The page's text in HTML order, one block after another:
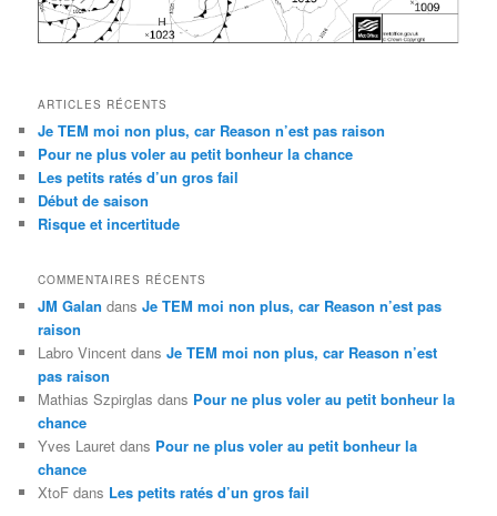
ARTICLES RÉCENTS
Je TEM moi non plus, car Reason n’est pas raison
Pour ne plus voler au petit bonheur la chance
Les petits ratés d’un gros fail
Début de saison
Risque et incertitude
COMMENTAIRES RÉCENTS
JM Galan dansJe TEM moi non plus, car Reason n’est pas
raison
Labro Vincent dansJe TEM moi non plus, car Reason n’est
pas raison
Mathias Szpirglas dans Pour ne plus voler au petit bonheur la
chance
Yves Lauret dans Pour ne plus voler au petit bonheur la
chance
XtoF dans Les petits ratés d’un gros fail